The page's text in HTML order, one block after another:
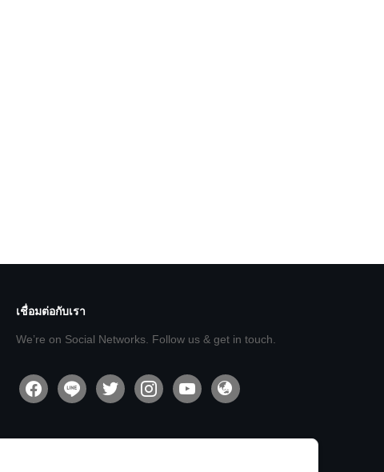
เชื่อมต่อกับเรา
We’re on Social Networks. Follow us & get in touch.
facebookline twitter instagramyoutubeadmin-
site-